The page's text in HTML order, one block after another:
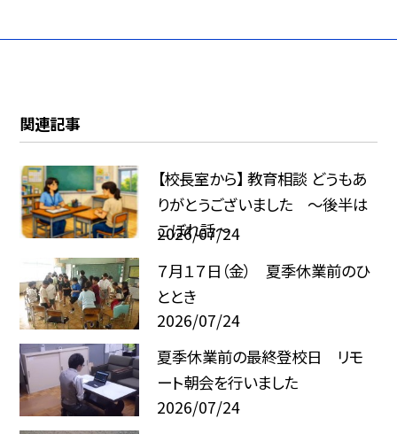
関連記事
【校長室から】 教育相談 どうもあ
りがとうございました ～後半は
こぼれ話～
2026/07/24
７月１７日（金） 夏季休業前のひ
ととき
2026/07/24
夏季休業前の最終登校日 リモ
ート朝会を行いました
2026/07/24